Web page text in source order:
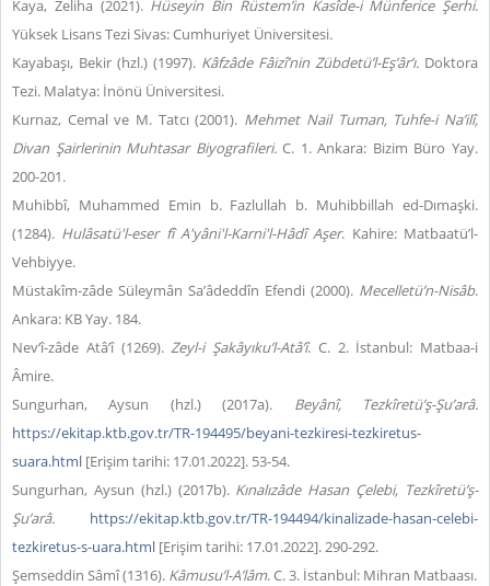
Kaya, Zeliha (2021). Hüseyin Bin Rüstem’in Kasîde-i Münferice Şerhi.
Yüksek Lisans Tezi Sivas: Cumhuriyet Üniversitesi.
Kayabaşı, Bekir (hzl.) (1997). Kâfzâde Fâizî’nin Zübdetü’l-Eş’âr’ı. Doktora
Tezi. Malatya: İnönü Üniversitesi.
Kurnaz, Cemal ve M. Tatcı (2001). Mehmet Nail Tuman, Tuhfe-i Na’ilî,
Divan Şairlerinin Muhtasar Biyografileri.C. 1. Ankara: Bizim Büro Yay.
200-201.
Muhibbî, Muhammed Emin b. Fazlullah b. Muhibbillah ed-Dımaşki.
(1284). Hulâsatü'l-eser fî A'yâni'l-Karni'l-Hâdî Aşer. Kahire: Matbaatü’l-
Vehbiyye.
Müstakîm-zâde Süleymân Sa’âdeddîn Efendi (2000). Mecelletü’n-Nisâb.
Ankara: KB Yay. 184.
Nev‘î-zâde Atâ’î (1269).Zeyl-i Şakâyıku’l-Atâ’î. C. 2. İstanbul: Matbaa-i
Âmire.
Sungurhan, Aysun (hzl.) (2017a). Beyânî, Tezkîretü’ş-Şu’arâ.
https://ekitap.ktb.gov.tr/TR-194495/beyani-tezkiresi-tezkiretus-
suara.html [Erişim tarihi: 17.01.2022]. 53-54.
Sungurhan, Aysun (hzl.) (2017b). Kınalızâde Hasan Çelebi, Tezkîretü’ş-
Şu’arâ.
https://ekitap.ktb.gov.tr/TR-194494/kinalizade-hasan-celebi-
tezkiretus-s-uara.html [Erişim tarihi: 17.01.2022]. 290-292.
Şemseddin Sâmî (1316). Kâmusu’l-A’lâm. C. 3. İstanbul: Mihran Matbaası.